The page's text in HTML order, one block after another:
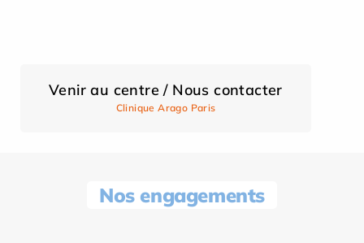
Venir au centre / Nous contacter
Clinique Arago Paris
Nos engagements